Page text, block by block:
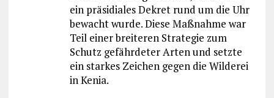
ein präsidiales Dekret rund um die Uhr
bewacht wurde. Diese Maßnahme war
Teil einer breiteren Strategie zum
Schutz gefährdeter Arten und setzte
ein starkes Zeichen gegen die Wilderei
in Kenia.